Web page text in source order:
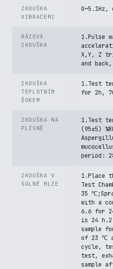
ZKOUŠKA
VIBRACEMI
0~5.1Hz,
RÁZOVÁ
ZKOUŠKA
1.Pulse
X,Y, Z
and
ZKOUŠKA
TEPLOTNÍM
ŠOKEM
1.Test
for 2h,
ZKOUŠKA NA
PLÍSNĚ
1.Test
(95±5)
period:
ZKOUŠKA V
SOLNÉ MLZE
1.Place
Test
35
with a
6.6 for
is 24
sample
of 23 ℃
cycle,
test,
sample